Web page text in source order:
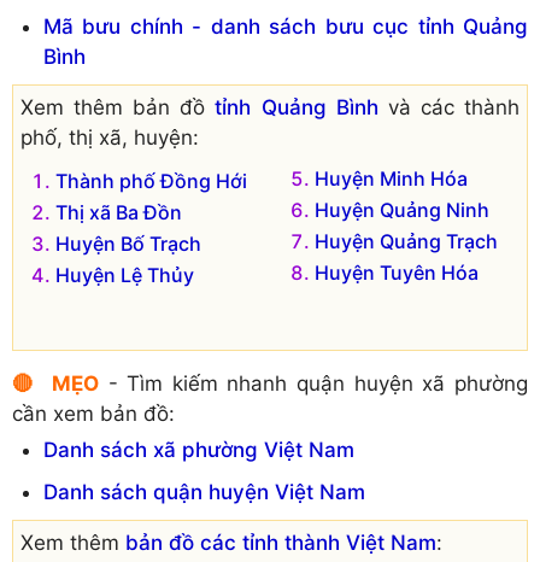
Phường Đồng Mỹ
Phường Hải Đình
Mã bưu chính - danh sách bưu cục tỉnh Quảng
Bình
Xem thêm bản đồtỉnh Quảng Bình và các thành
phố, thị xã, huyện:
Thành phố Đồng Hới
Thị xã Ba Đồn
Huyện Bố Trạch
Huyện Lệ Thủy
Huyện Minh Hóa
Huyện Quảng Ninh
Huyện Quảng Trạch
Huyện Tuyên Hóa
🔴 MẸO- Tìm kiếm nhanh quận huyện xã phường
cần xem bản đồ:
Danh sách xã phường Việt Nam
Danh sách quận huyện Việt Nam
Xem thêm bản đồ các tỉnh thành Việt Nam: